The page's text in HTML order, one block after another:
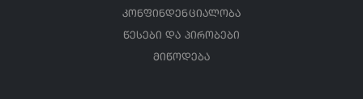
კონფინდენციალობა
წესები და პირობები
მიწოდება